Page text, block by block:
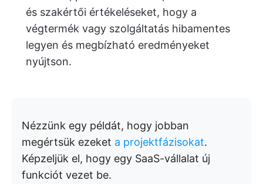
és szakértői értékeléseket, hogy a
végtermék vagy szolgáltatás hibamentes
legyen és megbízható eredményeket
nyújtson.
Nézzünk egy példát, hogy jobban
megértsük ezeket a projektfázisokat.
Képzeljük el, hogy egy SaaS-vállalat új
funkciót vezet be.